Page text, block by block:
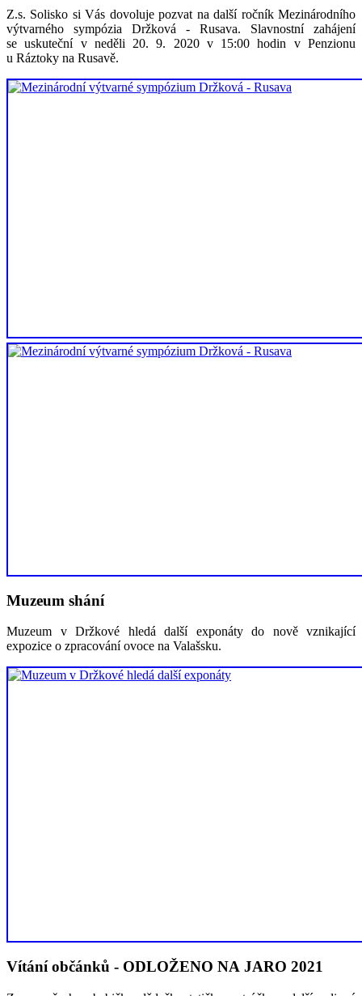
Z.s. Solisko si Vás dovoluje pozvat na další ročník Mezinárodního
výtvarného sympózia Držková - Rusava. Slavnostní zahájení
se uskuteční v neděli 20. 9. 2020 v 15:00 hodin v Penzionu
u Ráztoky na Rusavě.
Muzeum shání
Muzeum v Držkové hledá další exponáty do nově vznikající
expozice o zpracování ovoce na Valašsku.
Vítání občánků - ODLOŽENO NA JARO 2021